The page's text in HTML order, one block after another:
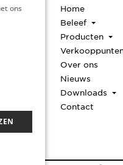
-
Home
Beleef
Producten
Over ons
Nieuws
Downloads
Contact
ons